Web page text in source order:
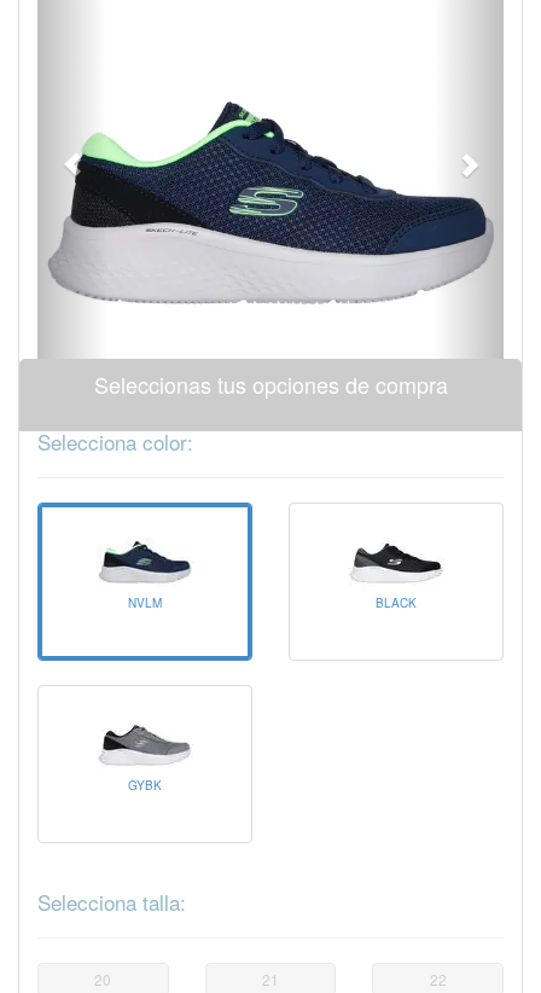
Seleccionas tus opciones de compra
Selecciona color:
NVLM BLACK
GYBK
Selecciona talla:
20 21 22